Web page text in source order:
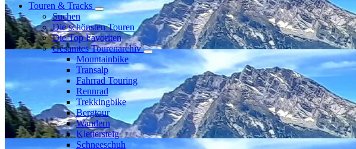
Touren & Tracks
Suchen
Die schönsten Touren
Die Top Favoriten
Gesamtes Tourenarchiv
Mountainbike
Transalp
Fahrrad Touring
Rennrad
Trekkingbike
Bergtour
Wandern
Klettersteig
Schneeschuh